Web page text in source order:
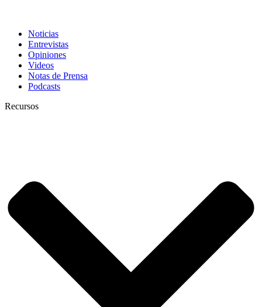
Noticias
Entrevistas
Opiniones
Videos
Notas de Prensa
Podcasts
Recursos